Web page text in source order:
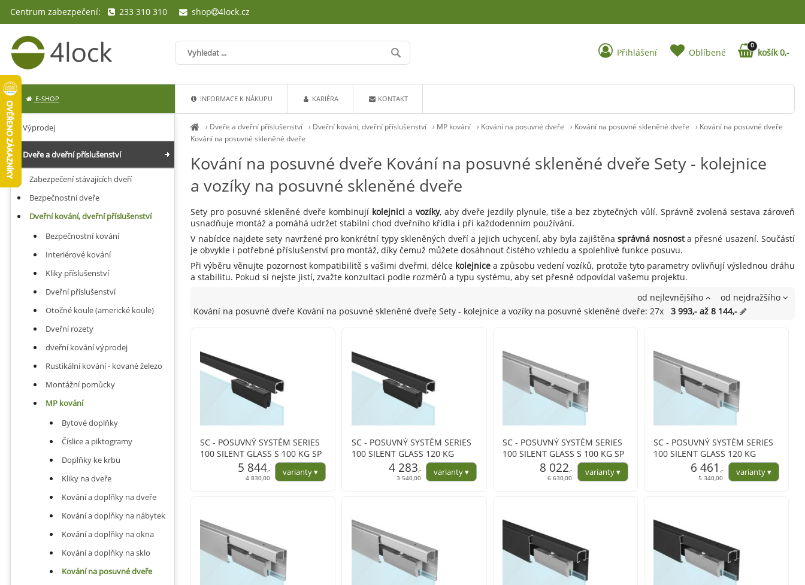
› Dveře a dveřní příslušenství › Dveřní kování, dveřní příslušenství › MP kování › Kování na posuvné dveře › Kování na posuvné skleněné dveře › Kování na posuvné dveře
Kování na posuvné skleněné dveře
Kování na posuvné dveře Kování na posuvné skleněné dveře Sety - kolejnice
a vozíky na posuvné skleněné dveře
Sety pro posuvné skleněné dveře kombinují kolejnici a vozíky, aby dveře jezdily plynule, tiše a bez zbytečných vůlí. Správně zvolená sestava zároveň
usnadňuje montáž a pomáhá udržet stabilní chod dveřního křídla i při každodenním používání.
V nabídce najdete sety navržené pro konkrétní typy skleněných dveří a jejich uchycení, aby byla zajištěnasprávná nosnosta přesné usazení. Součástí
je obvykle i potřebné příslušenství pro montáž, díky čemuž můžete dosáhnout čistého vzhledu a spolehlivé funkce posuvu.
Při výběru věnujte pozornost kompatibilitě s vašimi dveřmi, délce kolejnice a způsobu vedení vozíků, protože tyto parametry ovlivňují výslednou dráhu
a stabilitu. Pokud si nejste jistí, zvažte konzultaci podle rozměrů a typu systému, aby set přesně odpovídal vašemu projektu.
od nejlevnějšího
od nejdražšího
Kování na posuvné dveře Kování na posuvné skleněné dveře Sety - kolejnice a vozíky na posuvné skleněné dveře: 27x
3 993,- až 8 144,-
SC - POSUVNÝ SYSTÉM SERIES
100 SILENT GLASS S 100 KG SP
5 844,-
4 830,00
SC - POSUVNÝ SYSTÉM SERIES
100 SILENT GLASS 120 KG
4 283,-
3 540,00
SC - POSUVNÝ SYSTÉM SERIES
100 SILENT GLASS S 100 KG SP
s oboustranným krytem na
8 022,-
6 630,00
SC - POSUVNÝ SYSTÉM SERIES
100 SILENT GLASS 120 KG
s oboustranným krytem na
6 461,-
5 340,00
Výprodej
Dveře a dveřní příslušenství
Zabezpečení stávajících dveří
Bezpečnostní dveře
Dveřní kování, dveřní příslušenství
Bezpečnostní kování
Interiérové kování
Kliky příslušenství
Dveřní příslušenství
Otočné koule (americké koule)
Dveřní rozety
dveřní kování výprodej
Rustikální kování - kované železo
Montážní pomůcky
MP kování
Bytové doplňky
Číslice a piktogramy
Doplňky ke krbu
Kliky na dveře
Kování a doplňky na dveře
Kování a doplňky na nábytek
Kování a doplňky na okna
Kování a doplňky na sklo
Kování na posuvné dveře
E-SHOP INFORMACE K NÁKUPU KARIÉRA KONTAKT
Přihlášení Oblíbené
0
košík 0,-
Centrum zabezpečení: 233 310 310 shop 4lock.cz